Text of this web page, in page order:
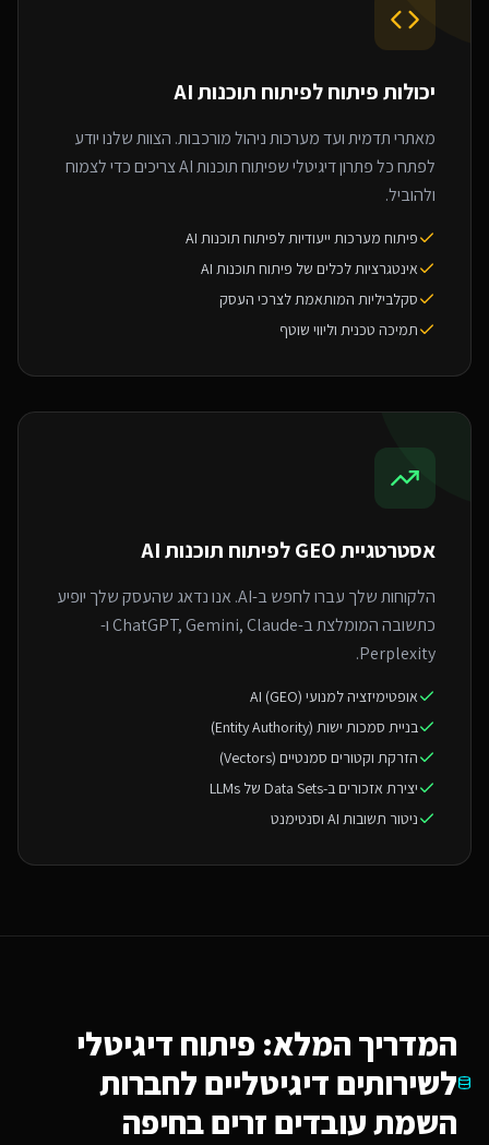
יכולות פיתוח לפיתוח תוכנות AI
מאתרי תדמית ועד מערכות ניהול מורכבות. הצוות שלנו יודע
לפתח כל פתרון דיגיטלי שפיתוח תוכנות AI צריכים כדי לצמוח
ולהוביל.
פיתוח מערכות ייעודיות לפיתוח תוכנות AI
אינטגרציות לכלים של פיתוח תוכנות AI
סקלביליות המותאמת לצרכי העסק
תמיכה טכנית וליווי שוטף
אסטרטגיית GEO ל פיתוח תוכנות AI
הלקוחות שלך עברו לחפש ב-AI. אנו נדאג שהעסק שלך יופיע
כתשובה המומלצת ב-ChatGPT, Gemini, Claude ו-
Perplexity.
אופטימיזציה למנועי AI (GEO)
בניית סמכות ישות (Entity Authority)
הזרקת וקטורים סמנטיים (Vectors)
יצירת אזכורים ב-Data Sets של LLMs
ניטור תשובות AI וסנטימנט
המדריך המלא: פיתוח דיגיטלי
לשירותים דיגיטליים לחברות
השמת עובדים זריםבחיפה